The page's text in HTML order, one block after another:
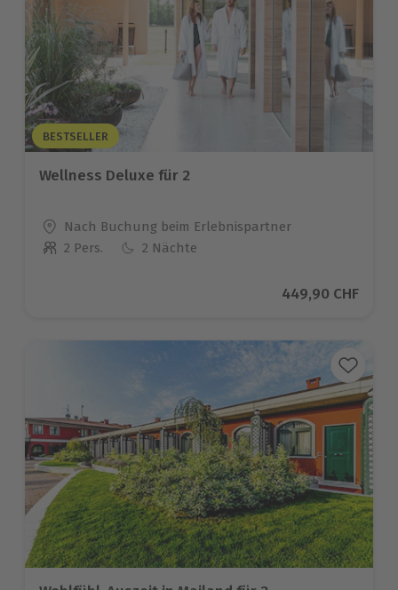
BESTSELLER
Wellness Deluxe für 2
Standort
Nach Buchung beim Erlebnispartner
Anzahl der Teilnehmer
2 Pers. 2 Nächte
Aktueller Preis
449,90 CHF